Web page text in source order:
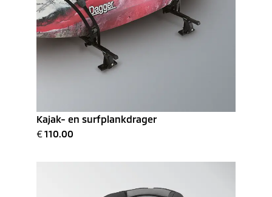
Kajak- en surfplankdrager
€110.00